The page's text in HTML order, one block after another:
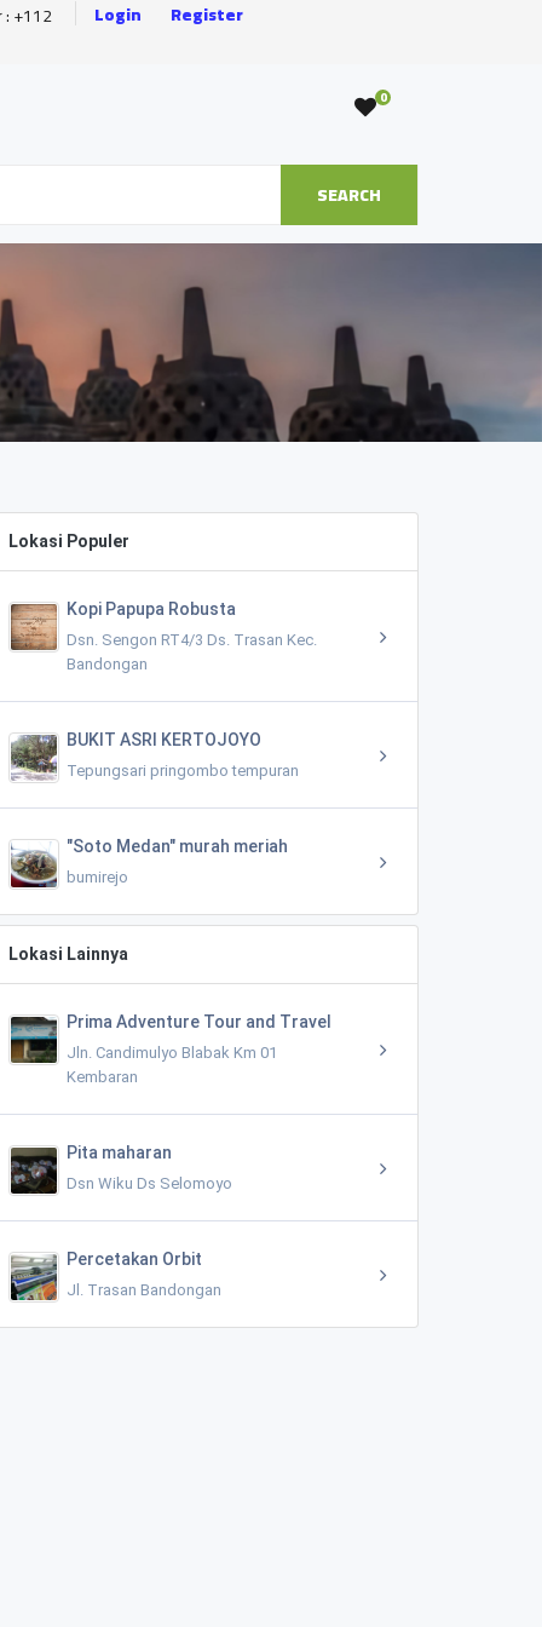
: +112 Login Register
0
SEARCH
Lokasi Populer
Kopi Papupa Robusta
Dsn. Sengon RT4/3 Ds. Trasan Kec.
Bandongan
BUKIT ASRI KERTOJOYO
Tepungsari pringombo tempuran
"Soto Medan" murah meriah
bumirejo
Lokasi Lainnya
Prima Adventure Tour and Travel
Jln. Candimulyo Blabak Km 01
Kembaran
Pita maharan
Dsn Wiku Ds Selomoyo
Percetakan Orbit
Jl. Trasan Bandongan